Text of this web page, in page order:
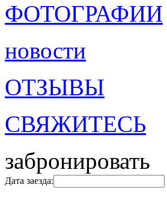
ФОТОГРАФИИ
новости
ОТЗЫВЫ
СВЯЖИТЕСЬ
забронировать
Дата заезда: